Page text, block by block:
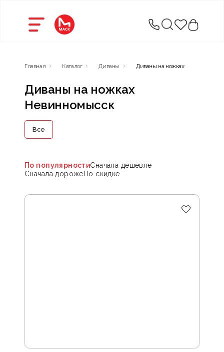
Главная Каталог Диваны Диваны на ножках
Диваны на ножках
Невинномысск
Все
По популярностиСначала дешевле
Сначала дорожеПо скидке